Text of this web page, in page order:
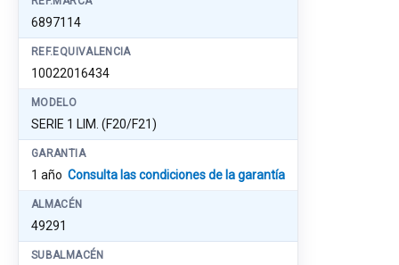
6897114
REF.EQUIVALENCIA
10022016434
MODELO
SERIE 1 LIM. (F20/F21)
GARANTIA
1 año Consulta las condiciones de la garantía
ALMACÉN
49291
SUBALMACÉN